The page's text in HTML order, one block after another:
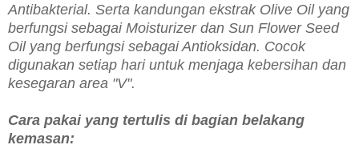
Antibakterial. Serta kandungan ekstrak Olive Oil yang
berfungsi sebagai Moisturizer dan Sun Flower Seed
Oil yang berfungsi sebagai Antioksidan. Cocok
digunakan setiap hari untuk menjaga kebersihan dan
kesegaran area "V".
Cara pakai yang tertulis di bagian belakang
kemasan: